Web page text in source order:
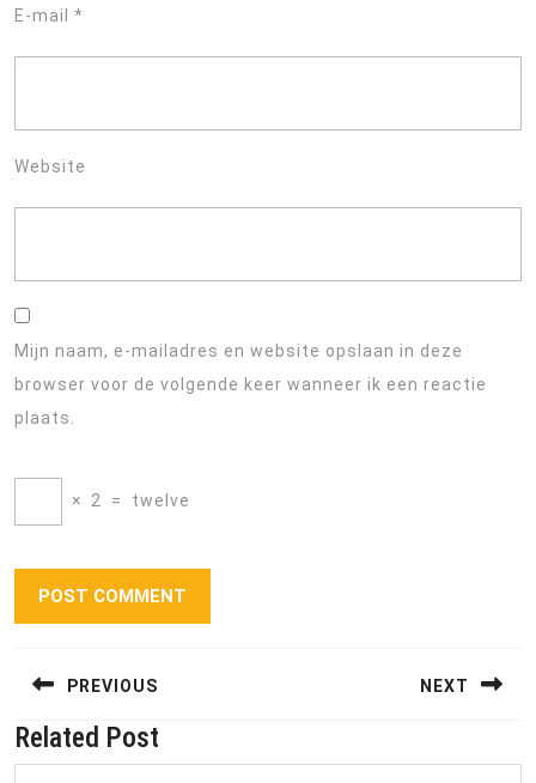
E-mail *
Website
Mijn naam, e-mailadres en website opslaan in deze
browser voor de volgende keer wanneer ik een reactie
plaats.
× 2 = twelve
PREVIOUS
Previous
post:
NEXT
post:
Related Post